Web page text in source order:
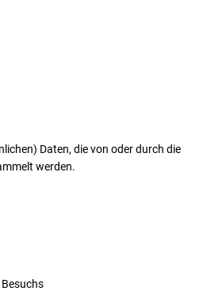
Daten, die von oder durch die
werden.